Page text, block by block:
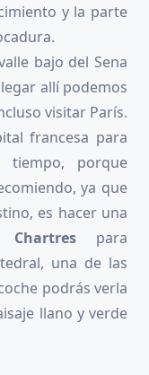
y la parte
bajo del Sena
allí podemos
visitar París.
francesa para
porque
ya que
es hacer una
Chartrespara
una de las
podrás verla
llano y verde